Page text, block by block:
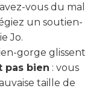
vous du mal
un soutien-
Jo.
gorge glissent
pas bien : vous
taille de